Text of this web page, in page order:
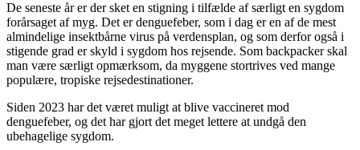
De seneste år er der sket en stigning i tilfælde af særligt en sygdom
forårsaget af myg. Det er denguefeber, som i dag er en af de mest
almindelige insektbårne virus på verdensplan, og som derfor også i
stigende grad er skyld i sygdom hos rejsende. Som backpacker skal
man være særligt opmærksom, da myggene stortrives ved mange
populære, tropiske rejsedestinationer.
Siden 2023 har det været muligt at blive vaccineret mod
denguefeber, og det har gjort det meget lettere at undgå den
ubehagelige sygdom.